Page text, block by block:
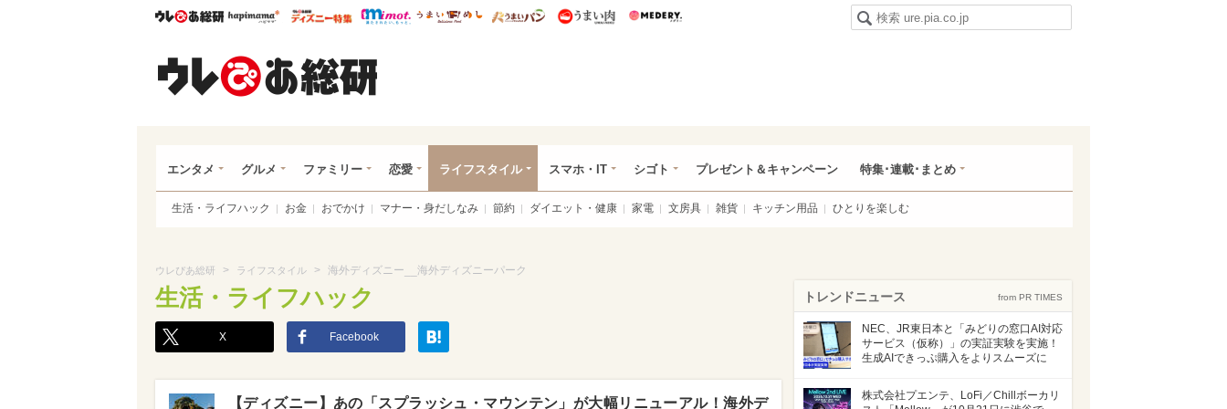
ウレぴあ総研ハピママ* ウレぴあ総研 ディズニー特集
mimot. うまいめし うまいパン うまい肉
エンタメ グルメ ファミリー 恋愛 ライフスタイル スマホ・IT シゴト プレゼント＆キャンペーン 特集･連載･まとめ
生活・ライフハック お金 おでかけ マナー・身だしなみ 節約 ダイエット・健康 家電 文房具 雑貨 キッチン用品 ひとりを楽しむ
ウレぴあ総研 > ライフスタイル > 海外ディズニー__海外ディズニーパーク
生活・ライフハック
X Facebook
【ディズニー】あの「スプラッシュ・マウンテン」が大幅リニューアル！海外デ
トレンドニュース from PR TIMES
NEC、JR東日本と「みどりの窓口AI対応
サービス（仮称）」の実証実験を実施！
生成AIできっぷ購入をよりスムーズに
株式会社プエンテ、LoFi／Chillボーカリ